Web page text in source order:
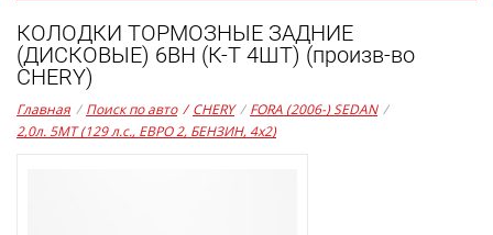
КОЛОДКИ ТОРМОЗНЫЕ ЗАДНИЕ
(ДИСКОВЫЕ) 6BH (К-Т 4ШТ) (произв-во
CHERY)
Главная / Поиск по авто / CHERY / FORA (2006-) SEDAN /
2,0л. 5MT (129 л.с., ЕВРО 2, БЕНЗИН, 4x2)